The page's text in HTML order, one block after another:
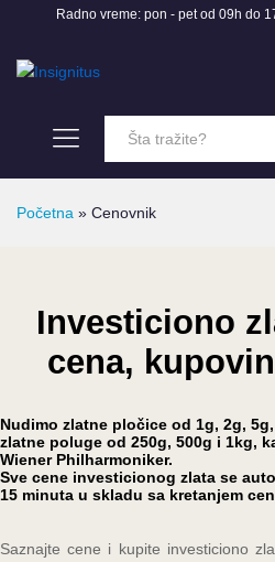
Radno vreme: pon - pet od 09h do
Početna » Cenovnik
Investiciono
cena,
Nudimo zlatne pločice od 1g, 2g,
zlatne poluge od 250g, 500g i 1kg,
Wiener Philharmoniker.
Sve cene investicionog zlata se
15 minuta u skladu sa kretanjem
Saznajte cene i kupite investiciono